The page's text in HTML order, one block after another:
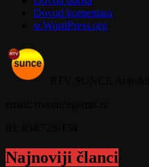
Dovod komentara
sr.WordPress.org
Najnoviji članci